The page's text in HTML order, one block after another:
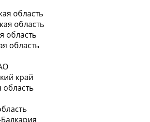
область
область
область
область
край
область